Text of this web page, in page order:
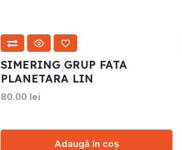
SIMERING GRUP FATA
PLANETARA LIN
80.00 lei
Adaugă în coș